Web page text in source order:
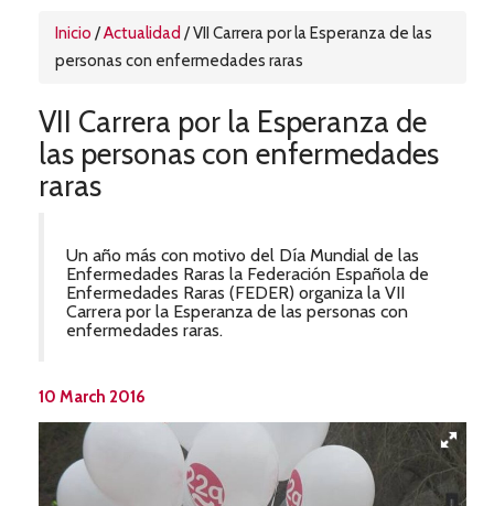
Inicio /Actualidad /VII Carrera por la Esperanza de las
personas con enfermedades raras
VII Carrera por la Esperanza de
las personas con enfermedades
raras
Un año más con motivo del Día Mundial de las
Enfermedades Raras la Federación Española de
Enfermedades Raras (FEDER) organiza la VII
Carrera por la Esperanza de las personas con
enfermedades raras.
10 March 2016